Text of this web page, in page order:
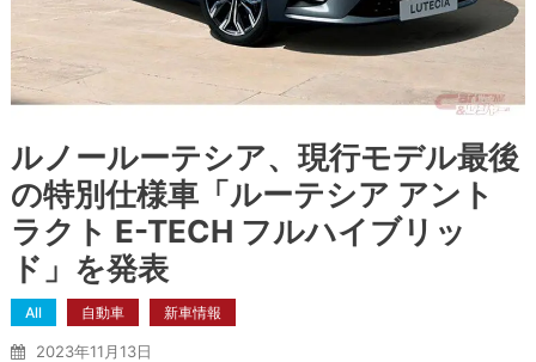
ルノールーテシア、現行モデル最後
の特別仕様車「ルーテシア アント
ラクト E-TECH フルハイブリッ
ド」を発表
All 自動車 新車情報
2023年11月13日